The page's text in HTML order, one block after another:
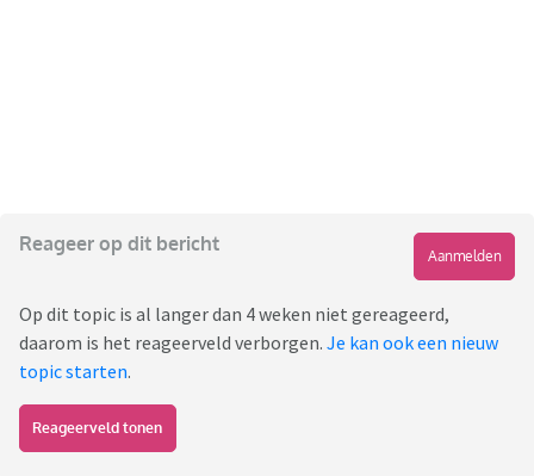
Reageer op dit bericht
Aanmelden
Op dit topic is al langer dan 4 weken niet gereageerd,
daarom is het reageerveld verborgen. Je kan ook een nieuw
topic starten.
Reageerveld tonen